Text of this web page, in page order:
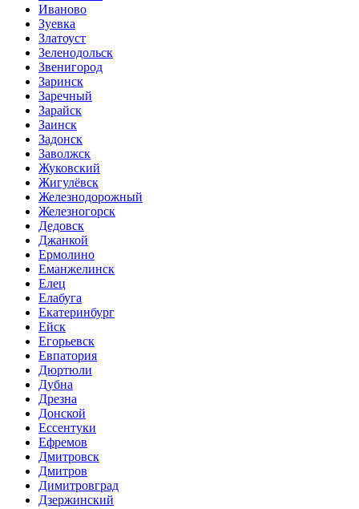
Иваново
Зуевка
Златоуст
Зеленодольск
Звенигород
Заринск
Заречный
Зарайск
Заинск
Задонск
Заволжск
Жуковский
Жигулёвск
Железнодорожный
Железногорск
Дедовск
Джанкой
Ермолино
Еманжелинск
Елец
Елабуга
Екатеринбург
Ейск
Егорьевск
Евпатория
Дюртюли
Дубна
Дрезна
Донской
Ессентуки
Ефремов
Дмитровск
Дмитров
Димитровград
Дзержинский